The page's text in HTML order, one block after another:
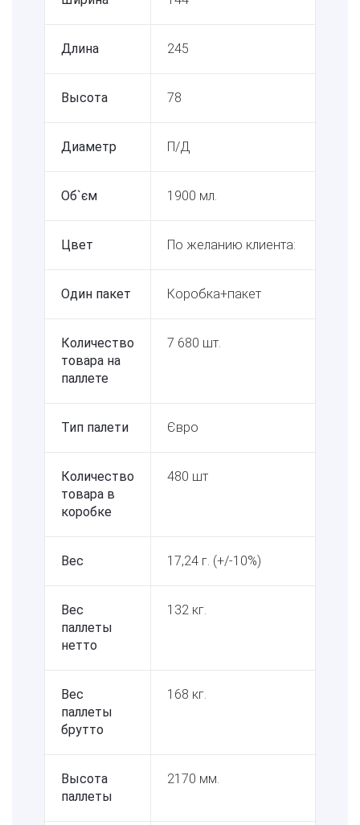
Длина 245
Высота 78
Диаметр П/Д
Об`єм 1900 мл.
Цвет По желанию клиента:
Один пакет Коробка+пакет
Количество
товара на
паллете
7 680 шт.
Тип палети Євро
Количество
товара в
коробке
480 шт
Вес 17,24 г. (+/-10%)
Вес
паллеты
нетто
132 кг.
Вес
паллеты
брутто
168 кг.
Высота
паллеты
2170 мм.